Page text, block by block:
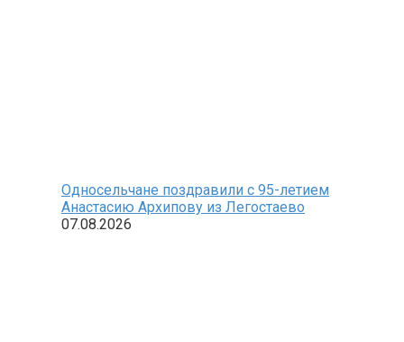
Односельчане поздравили с 95-летием
Анастасию Архипову из Легостаево
07.08.2026